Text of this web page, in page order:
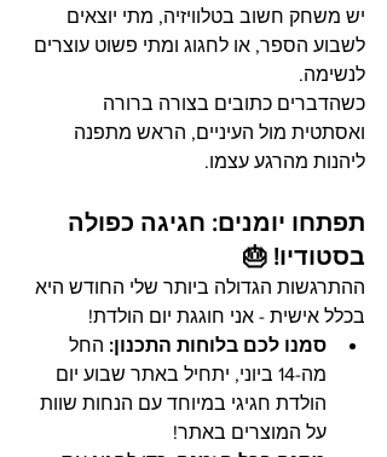
יש משחק חשוב בטלוויזיה, מתי יוצאים
לשבוע הספר, או לחגוג ומתי פשוט עוצרים
לנשימה.
כשהדברים כתובים בצורה ברורה
ואסתטית מול העיניים, הראש מתפנה
ליהנות מהרגע עצמו.
תפתחו יומנים: חגיגה כפולה
בסטודיו! 🎂
ההתרגשות הגדולה ביותר שלי החודש היא
בכלל אישית - אני חוגגת יום הולדת!
סמנו לכם בלוחות התכנון: החל
מה-14 ביוני, יתחיל באתר שבוע יום
הולדת חגיגי במיוחד עם הנחות שוות
על המוצרים באתר!